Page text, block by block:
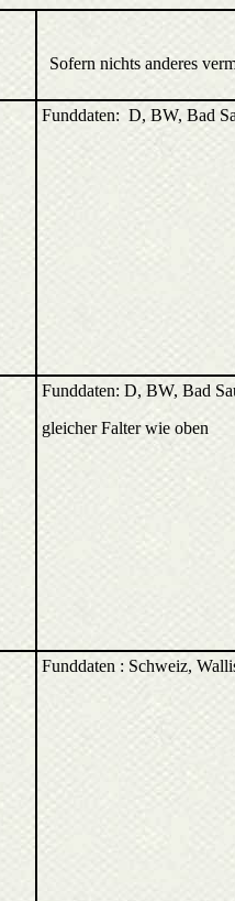
Sofern nichts anderes
Funddaten: D, BW, Bad
Funddaten: D, BW, Bad
gleicher Falter wie oben
Funddaten : Schweiz,